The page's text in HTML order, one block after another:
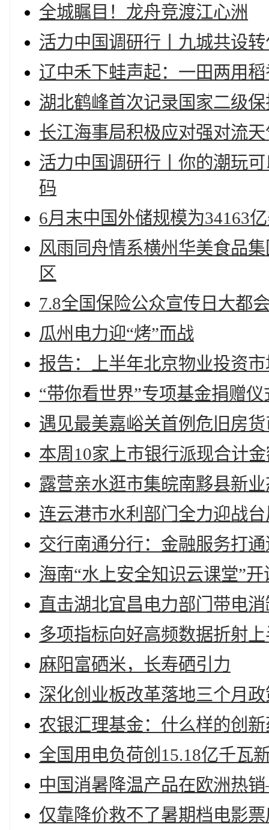
全城瞩目！龙舟竞渡江心洲
活力中国调研行丨九城共设
辽中禾下蛙声起：一田两用
湖北鹤峰首次记录国家二级
长江海事局积极应对强对流
活力中国调研行丨你的潮玩
码
6月末中国外储规模为34163
风雨同舟情系横州华美食品
区
7.8全国保险公众宣传日大都
瓜州电力迎“烤”而战
报告：上半年北京物业投资
“带你看世界”专项基金捐赠
遇见最美嘉峪关首例危旧房
本周10家上市银行派现合计
露营亲水逛市集皖南黟县新
连云港市水利部门全力迎战台
交行南通分行：金融服务打
海南“水上安全知识云课堂”开
直击湖北宜昌电力部门带电
多项指标向好高频数据折射
麻阳富硒米，长寿硒引力
深化创业板改革落地三个月
农银汇理基金：什么样的创
全国用电负荷创15.18亿千瓦
中国消暑降温产品在欧洲热
仅靠降价救不了暑期档电影